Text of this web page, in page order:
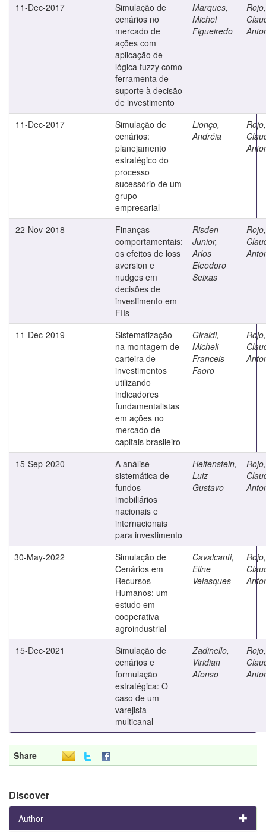
11-Dec-2017
Simulação de
cenários no
mercado de
ações com
aplicação de
lógica fuzzy como
ferramenta de
suporte à decisão
de investimento
Marques,
Michel
Figueiredo
Rojo,
11-Dec-2017
Simulação de
cenários:
planejamento
estratégico do
processo
sucessório de um
grupo
empresarial
Lionço,
Andréia
Rojo,
22-Nov-2018
Finanças
comportamentais:
os efeitos de loss
aversion e
nudges em
decisões de
investimento em
FIIs
Risden
Junior,
Arlos
Eleodoro
Seixas
Rojo,
11-Dec-2019
Sistematização
na montagem de
carteira de
investimentos
utilizando
indicadores
fundamentalistas
em ações no
mercado de
capitais brasileiro
Giraldi,
Micheli
Franceis
Faoro
Rojo,
15-Sep-2020
A análise
sistemática de
fundos
imobiliários
nacionais e
internacionais
para investimento
Helfenstein,
Luiz
Gustavo
Rojo,
30-May-2022
Simulação de
Cenários em
Recursos
Humanos: um
estudo em
cooperativa
agroindustrial
Cavalcanti,
Eline
Velasques
Rojo,
15-Dec-2021
Simulação de
cenários e
formulação
estratégica: O
caso de um
varejista
multicanal
Zadinello,
Viridian
Afonso
Rojo,
Share
Discover
Author